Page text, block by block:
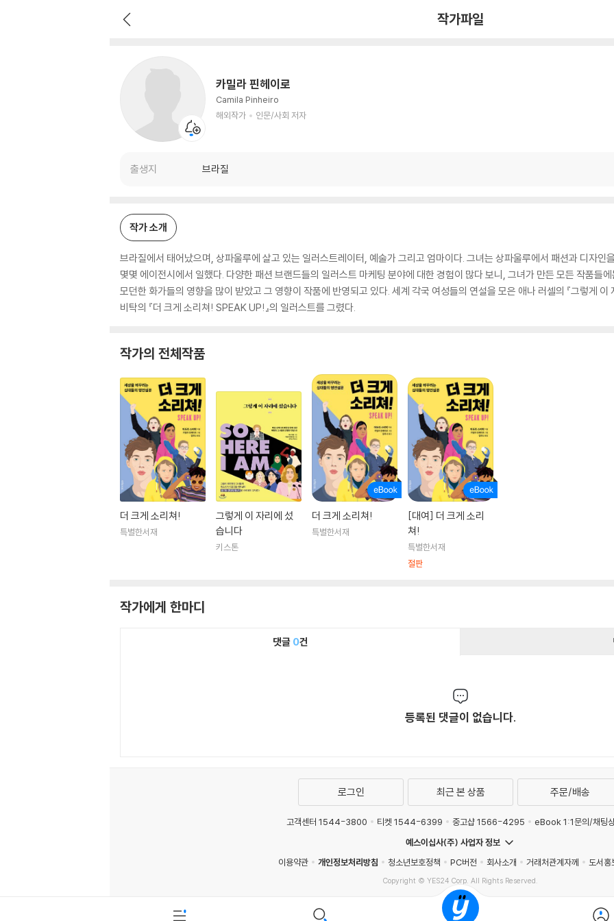
작가파일
카밀라 핀헤이로
Camila Pinheiro
해외작가
인문/사회 저자
출생지 브라질
작가 소개
브라질에서 태어났으며, 상파울루에 살고 있는 일러스트레이터, 예술가 그리고 엄마이다. 그녀는 상파울루에서 패션과 디자인
몇몇 에이전시에서 일했다. 다양한 패션 브랜드들의 일러스트 마케팅 분야에 대한 경험이 많다 보니, 그녀가 만든 모든 작품들
모던한 화가들의 영향을 많이 받았고 그 영향이 작품에 반영되고 있다. 세계 각국 여성들의 연설을 모은 애나 러셀의 『그렇게
비탁의 『더 크게 소리쳐! SPEAK UP!』의 일러스트를 그렸다.
작가의 전체작품
더 크게 소리쳐!
특별한서재
그렇게 이 자리에 섰
습니다
키스톤
더 크게 소리쳐!
특별한서재
[대여] 더 크게 소리
쳐!
특별한서재
절판
작가에게 한마디
댓글 0건
등록된 댓글이 없습니다.
로그인 최근 본 상품 주문/배송
고객센터 1544-3800 티켓 1544-6399 중고샵 1566-4295
eBook 1:1문의/채팅
예스이십사(주) 사업자 정보
이용약관
개인정보처리방침 청소년보호정책 PC버전 회사소개 거래처관계자께 도서홍
Copyright © YES24 Corp. All Rights Reserved.